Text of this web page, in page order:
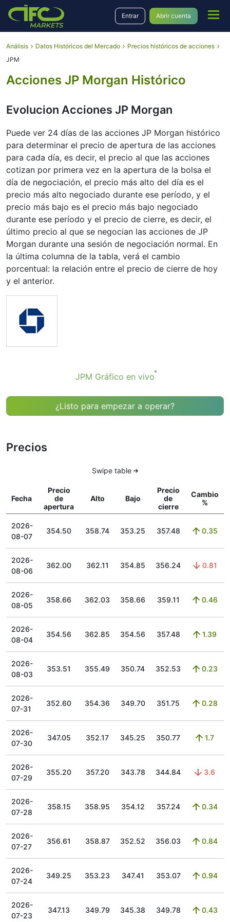
Entrar Abrir cuenta
Análisis Datos Históricos del Mercado
Precios históricos de acciones
JPM
Acciones JP Morgan Histórico
Evolucion Acciones JP Morgan
Puede ver 24 días de las acciones JP Morgan histórico
para determinar el precio de apertura de las acciones
para cada día, es decir, el precio al que las acciones
cotizan por primera vez en la apertura de la bolsa el
día de negociación, el precio más alto del día es el
precio más alto negociado durante ese período, y el
precio más bajo es el precio más bajo negociado
durante ese período y el precio de cierre, es decir, el
último precio al que se negocian las acciones de JP
Morgan durante una sesión de negociación normal. En
la última columna de la tabla, verá el cambio
porcentual: la relación entre el precio de cierre de hoy
y el anterior.
JPM Gráfico en vivo
¿Listo para empezar a operar?
Precios
Swipe table
Fecha
Precio
de
apertura
Alto Bajo
Precio
de
cierre
Cambio
%
2026-
08-07
354.50 358.74 353.25 357.48 0.35
2026-
08-06
362.00 362.11 354.85 356.24 0.81
2026-
08-05
358.66 362.03 358.66 359.11 0.46
2026-
08-04
354.56 362.85 354.56 357.48 1.39
2026-
08-03
353.51 355.49 350.74 352.53 0.23
2026-
07-31
352.60 354.36 349.70 351.75 0.28
2026-
07-30
347.05 352.17 345.25 350.77 1.7
2026-
07-29
355.20 357.20 343.78 344.84 3.6
2026-
07-28
358.15 358.95 354.12 357.24 0.34
2026-
07-27
356.61 358.87 352.52 356.03 0.84
2026-
07-24
349.25 353.23 347.41 353.07 0.94
2026-
07-23
347.13 349.79 345.38 349.78 0.43